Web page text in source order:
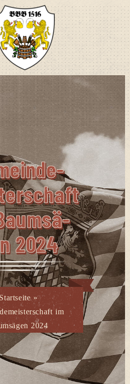
2024
Startseite»
im
2024